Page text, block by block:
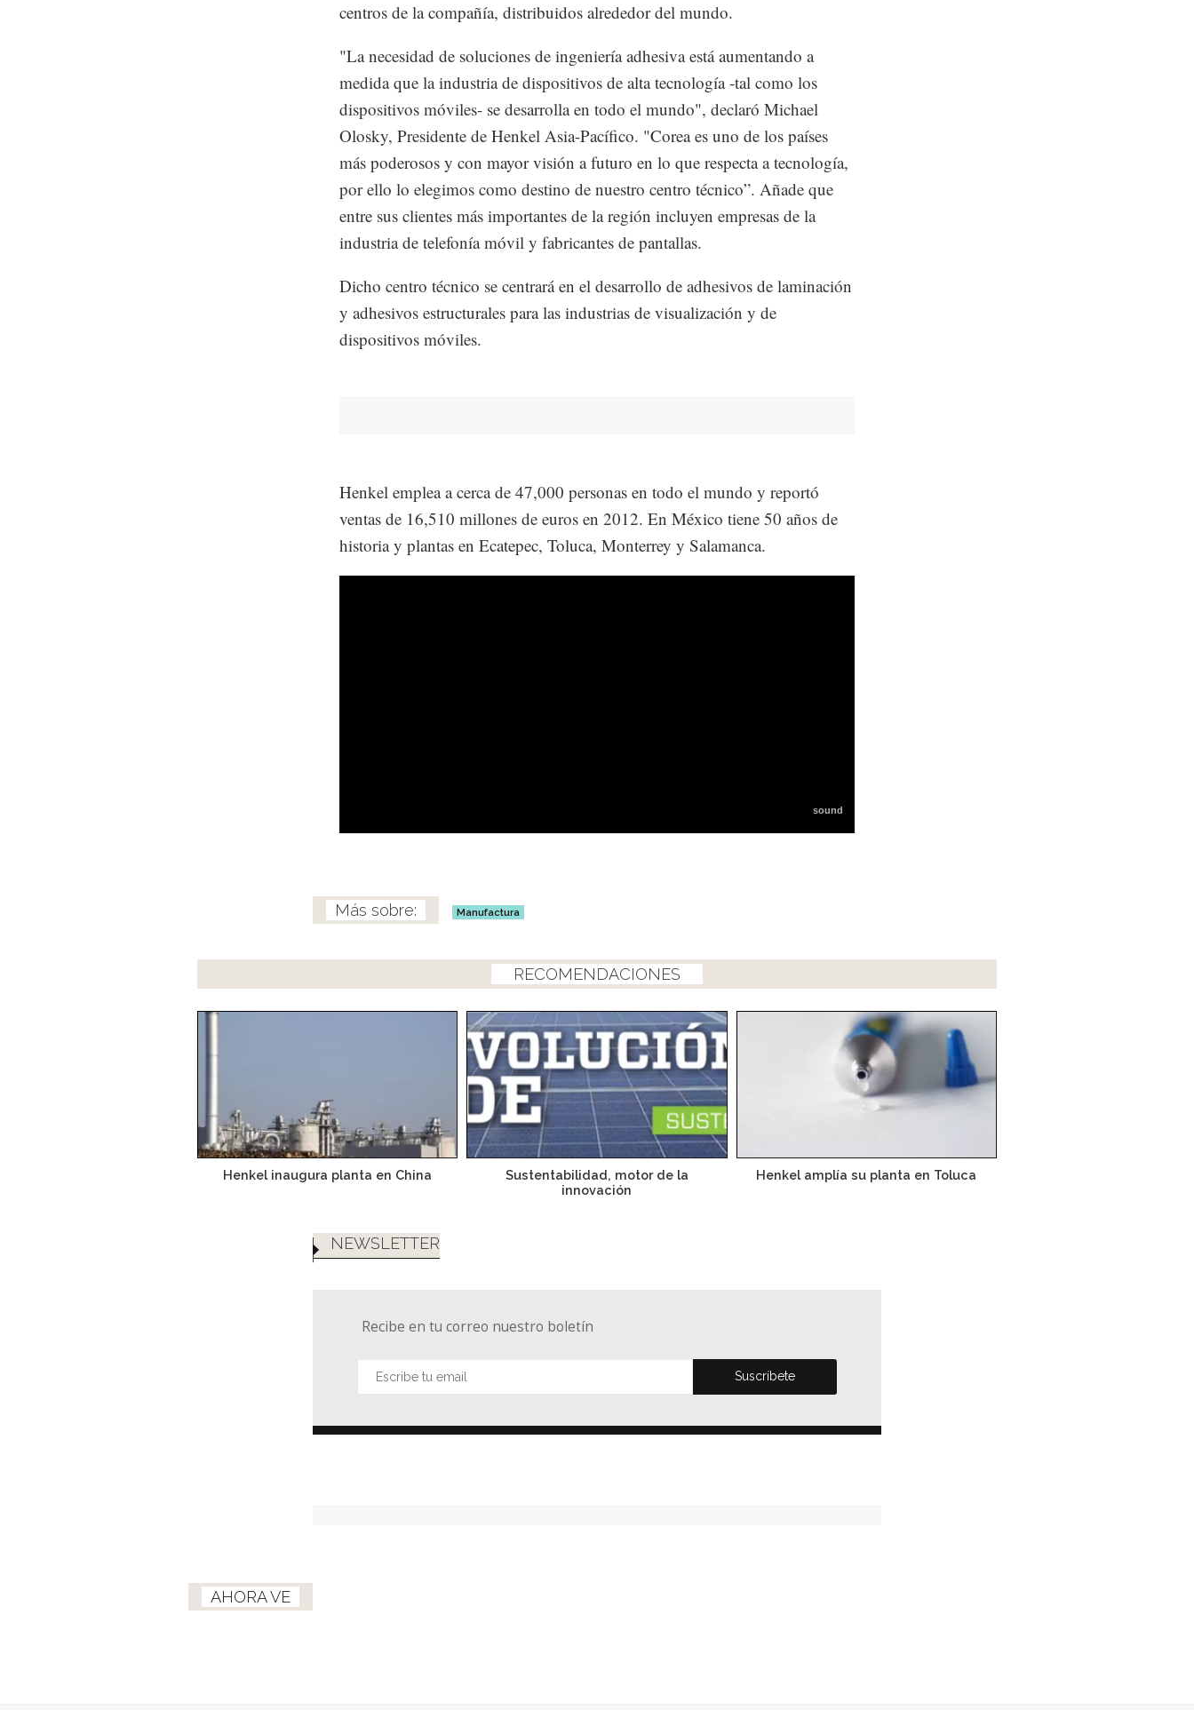
centros de la compañía, distribuidos alrededor del mundo.
"La necesidad de soluciones de ingeniería adhesiva está aumentando a
medida que la industria de dispositivos de alta tecnología -tal como los
dispositivos móviles- se desarrolla en todo el mundo", declaró Michael
Olosky, Presidente de Henkel Asia-Pacífico. "Corea es uno de los países
más poderosos y con mayor visión a futuro en lo que respecta a tecnología,
por ello lo elegimos como destino de nuestro centro técnico”. Añade que
entre sus clientes más importantes de la región incluyen empresas de la
industria de telefonía móvil y fabricantes de pantallas.
Dicho centro técnico se centrará en el desarrollo de adhesivos de laminación
y adhesivos estructurales para las industrias de visualización y de
dispositivos móviles.
Henkel emplea a cerca de 47,000 personas en todo el mundo y reportó
ventas de 16,510 millones de euros en 2012. En México tiene 50 años de
historia y plantas en Ecatepec, Toluca, Monterrey y Salamanca.
Manufactura
RECOMENDACIONES
Henkel inaugura planta en China
Sustentabilidad, motor de la
innovación
Henkel amplía su planta en Toluca
NEWSLETTER
Recibe en tu correo nuestro boletín
AHORA VE